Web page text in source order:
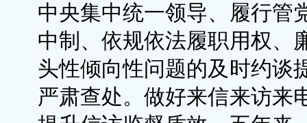
中央集中统一领导、履行管
中制、依规依法履职用权、
头性倾向性问题的及时约谈
严肃查处。做好来信来访来